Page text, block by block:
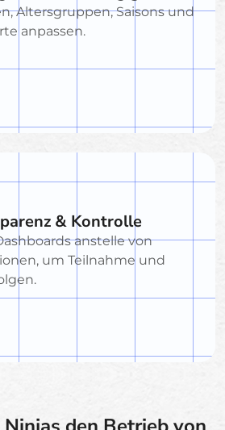
Altersgruppen, Saisons und
anpassen.
& Kontrolle
anstelle von
um Teilnahme und